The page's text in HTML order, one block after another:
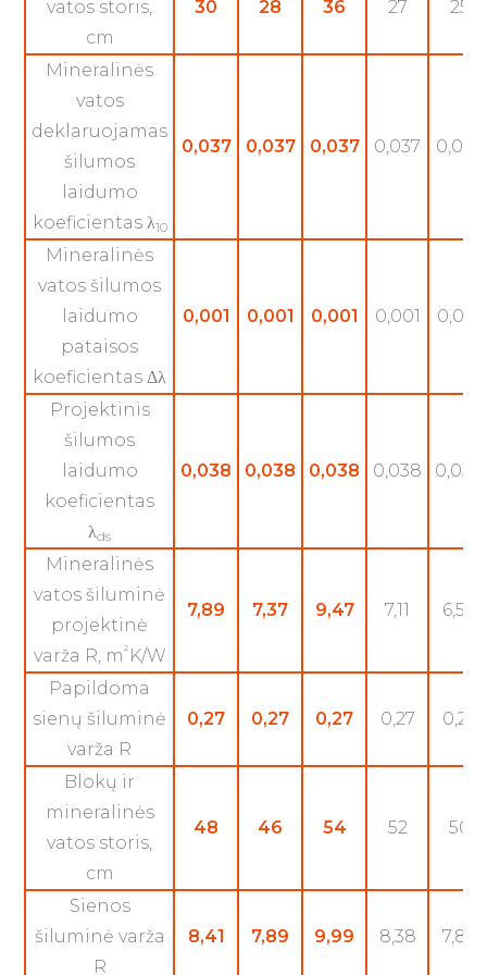
vatos storis,
cm
30 28 36 27 25
Mineralinės
vatos
deklaruojamas
šilumos
laidumo
koeficientas λ10
0,037 0,037 0,037 0,037 0,037
Mineralinės
vatos šilumos
laidumo
pataisos
koeficientas Δλ
0,001 0,001 0,001 0,001 0,001
Projektinis
šilumos
laidumo
koeficientas
λds
0,038 0,038 0,038 0,038 0,038
Mineralinės
vatos šiluminė
projektinė
varža R, m² K/W
7,89 7,37 9,47 7,11 6,58
Papildoma
sienų šiluminė
varža R
0,27 0,27 0,27 0,27 0,27
Blokų ir
mineralinės
vatos storis,
cm
48 46 54 52 50
Sienos
šiluminė varža
R
8,41 7,89 9,99 8,38 7,85